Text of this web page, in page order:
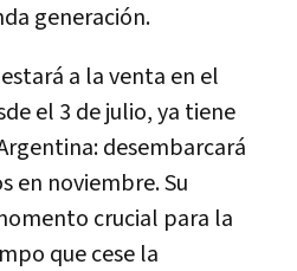
generación.
a la venta en el
el 3 de julio, ya tiene
desembarcará
en noviembre. Su
crucial para la
que cese la